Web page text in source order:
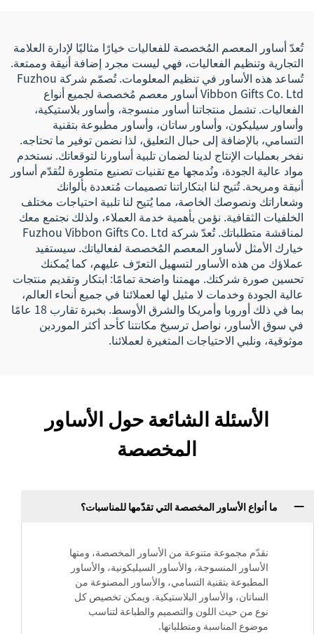
تُعدّ أساور المعصم المُخصصة للفعاليات خيارًا مثاليًا لإدارة العلامة
التجارية وتنظيم الفعاليات، فهي ليست مجرد إضافة أنيقة وممتعة.
تُساعد هذه الأساور في تنظيم المعلومات. تُصمّم شركة Fuzhou
Vibbon Gifts Co. Ltd أساور معصم مُخصصة لجميع أنواع
الفعاليات. تشمل منتجاتنا أساور منسوجة، وأساور بلاستيكية،
وأساور سيليكون، وأساور ساتان، وأساور مطبوعة بتقنية
التسامي، بالإضافة إلى حبال التعليق، لذا نضمن توفير ما تحتاجه.
نفخر بعمليات الإنتاج لدينا لضمان تلبية أساورنا لتوقعاتك. نستخدم
مواد عالية الجودة، ونُدمجها مع تقنيات تصنيع متطورة لنُقدّم أساور
أنيقة ومريحة. تُتيح لنا ابتكاراتنا تصميمات مُتعددة بألوانك
وشعاراتك ونصوصك الخاصة، مما يُتيح لنا تلبية احتياجات مختلف
الخلفيات الثقافية. نؤمن بأهمية خدمة العملاء، ولذلك نجتمع معك
لمناقشة متطلباتك. تُعدّ شركة Fuzhou Vibbon Gifts Co. Ltd
خيارك الأمثل لأساور المعصم المُخصصة لفعالياتك. سيستفيد
عملاؤك من هذه الأساور لتسهيل التعرّف عليهم، كما يُمكنك
تحسين صورة شركتك. مهمتنا واضحة تمامًا: ابتكار وتقديم منتجات
عالية الجودة وخدمات لا مثيل لها لعملائنا في جميع أنحاء العالم،
بما في ذلك أوروبا وأمريكا والشرق الأوسط. بخبرة تقارب 18 عامًا
في سوق الأساور، نواصل ترسيخ مكانتنا كأحد أكثر الموردين
موثوقية، ونلبي الاحتياجات المتغيرة لعملائنا.
الأسئلة الشائعة حول الأساور
المخصصة
ما أنواع الأساور المخصصة التي تقدّمها للمناسبات؟
نقدّم مجموعة متنوعة من الأساور المخصصة، ومنها
الأساور المنسوجة، والأساور السيليكونية، والأساور
المطبوعة بتقنية التسامي، والأساور المصنوعة من
الساتان، والأساور البلاستيكية. ويمكن تخصيص كل
نوع من حيث اللون والتصميم والطباعة لتناسب
موضوع المناسبة ومتطلباتها.